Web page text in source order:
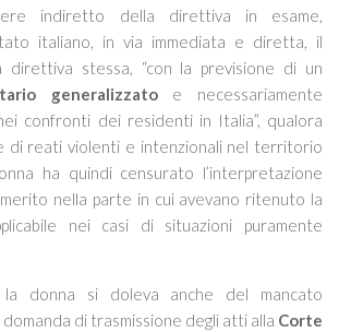
indiretto della direttiva in esame,
italiano, in via immediata e diretta, il
direttiva stessa, “con la previsione di un
generalizzatoe necessariamente
confronti dei residenti in Italia”, qualora
di reati violenti e intenzionali nel territorio
ha quindi censurato l’interpretazione
nella parte in cui avevano ritenuto la
nei casi di situazioni puramente
donna si doleva anche del mancato
di trasmissione degli atti alla Corte